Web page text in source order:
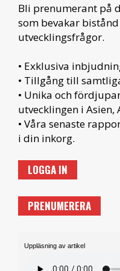
Bli prenumerant på
som bevakar
utvecklingsfrågor.
• Exklusiva
• Tillgång till
• Unika och
utvecklingen i
• Våra senaste
i din inkorg.
LOGGA IN
PRENUMERERA
Uppläsning av artikel